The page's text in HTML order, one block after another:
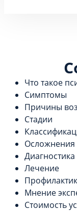
Что такое
Симптомы
Причины
Стадии
Осложнения
Диагностика
Лечение
Мнение
Стоимость